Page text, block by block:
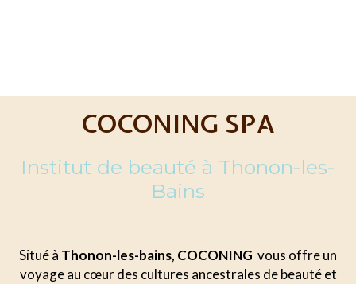
COCONING SPA
Institut de beauté à Thonon-les-
Bains
Situé à Thonon-les-bains, COCONING vous offre un
voyage au cœur des cultures ancestrales de beauté et